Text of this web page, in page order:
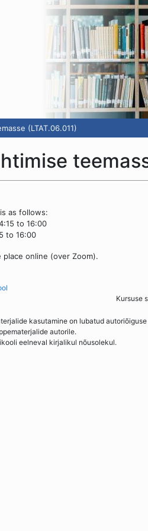
(LTAT.06.011)
as follows:
to 16:00
to 16:00
online (over Zoom).
Kursuse
kasutamine on lubatud
autorile.
eelneval kirjalikul nõusolekul.